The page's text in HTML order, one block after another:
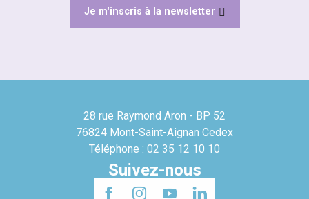
Je m'inscris à la newsletter
28 rue Raymond Aron - BP 52
76824 Mont-Saint-Aignan Cedex
Téléphone : 02 35 12 10 10
Suivez-nous